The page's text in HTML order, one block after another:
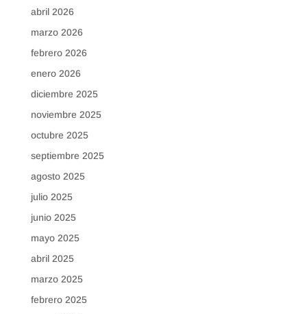
abril 2026
marzo 2026
febrero 2026
enero 2026
diciembre 2025
noviembre 2025
octubre 2025
septiembre 2025
agosto 2025
julio 2025
junio 2025
mayo 2025
abril 2025
marzo 2025
febrero 2025